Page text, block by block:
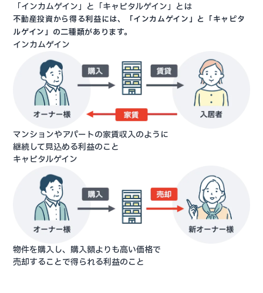
「インカムゲイン」と「キャピタルゲイン」とは
不動産投資から得る利益には、「インカムゲイン」と「キャピタ
ルゲイン」の二種類があります。
インカムゲイン
マンションやアパートの家賃収入のように
継続して見込める利益のこと
キャピタルゲイン
物件を購入し、購入額よりも高い価格で
売却することで得られる利益のこと